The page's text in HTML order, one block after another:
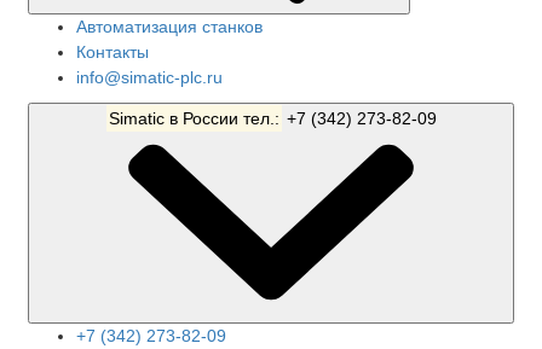
Автоматизация станков
Контакты
info@simatic-plc.ru
Simatic в России тел.: +7 (342) 273-82-09
+7 (342) 273-82-09